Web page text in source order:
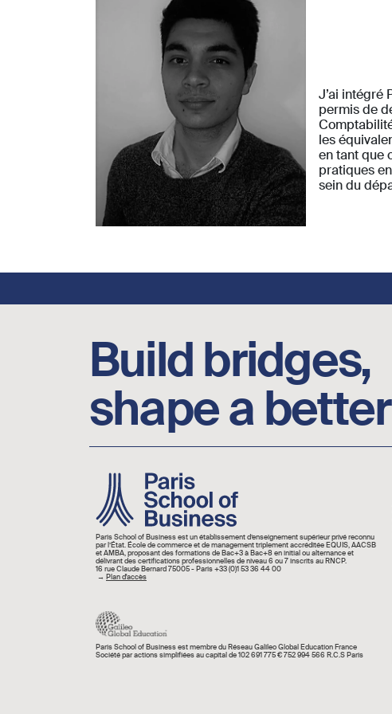
J’ai intégré
permis de
les
en tant que
pratiques
sein du
Build bridges,
shape a
Image
Paris School of Business est un établissement d’enseignement supérieur privé reconnu
par l’État. École de commerce et de management triplement accréditée EQUIS, AACSB
et AMBA, proposant des formations de Bac+3 à Bac+8 en initial ou alternance et
délivrant des certifications professionnelles de niveau 6 ou 7 inscrits au RNCP.
16 rue Claude Bernard 75005 - Paris +33 (0)1 53 36 44 00
→ Plan d'accès
Paris School of Business est membre du Réseau Galileo Global Education France
Société par actions simplifiées au capital de 102 691 775 € 752 994 566 R.C.S Paris